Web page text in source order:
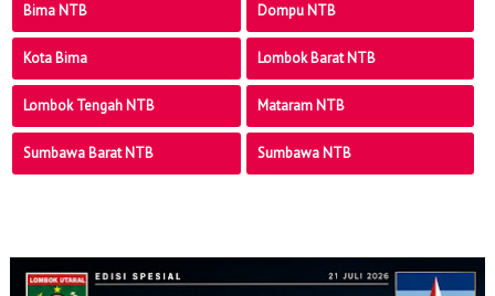
Bima NTB Dompu NTB
Kota Bima Lombok Barat NTB
Lombok Tengah NTB Mataram NTB
Sumbawa Barat NTB Sumbawa NTB